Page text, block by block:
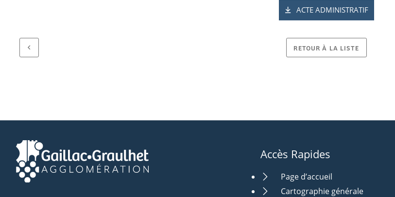
ACTE ADMINISTRATIF
RETOUR À LA LISTE
Accès Rapides
Page d’accueil
Cartographie générale